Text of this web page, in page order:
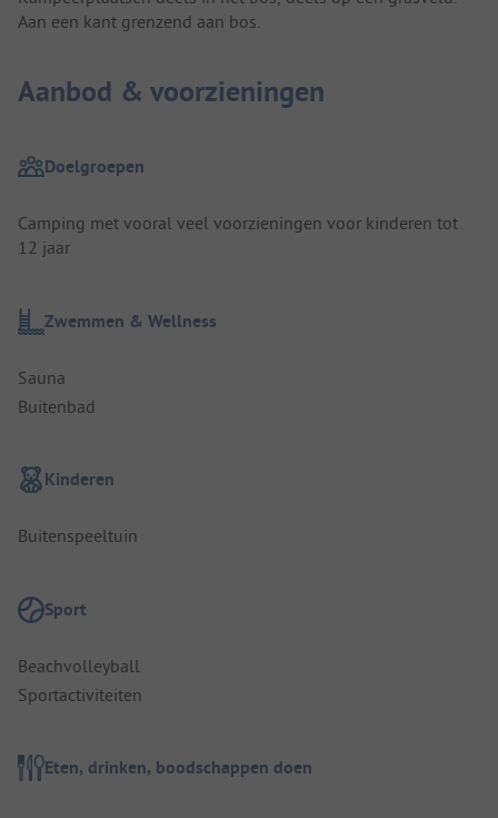
Aan een kant grenzend aan bos.
Aanbod & voorzieningen
Doelgroepen
Camping met vooral veel voorzieningen voor kinderen tot
12 jaar
Zwemmen & Wellness
Sauna
Buitenbad
Kinderen
Buitenspeeltuin
Sport
Beachvolleyball
Sportactiviteiten
Eten, drinken, boodschappen doen